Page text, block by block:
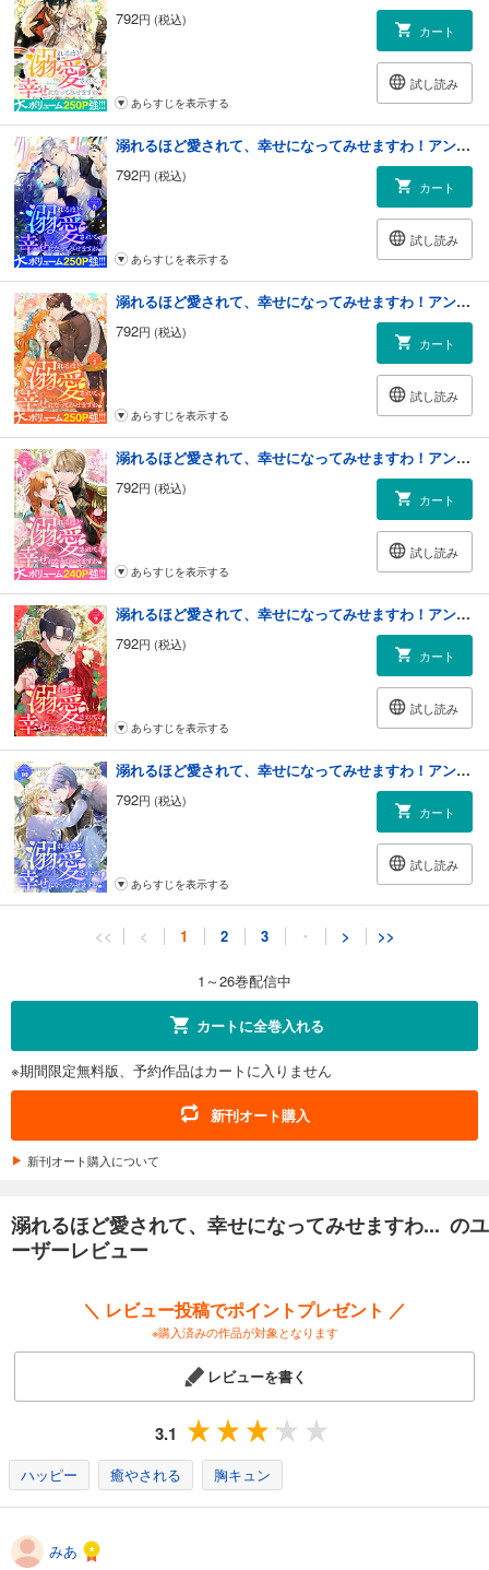
792円 (税込)
カート
試し読み
あらすじを表示する
溺れるほど愛されて、幸せになってみせますわ！アンソロジーコミック 6巻
792円 (税込)
カート
試し読み
あらすじを表示する
溺れるほど愛されて、幸せになってみせますわ！アンソロジーコミック 7巻
792円 (税込)
カート
試し読み
あらすじを表示する
溺れるほど愛されて、幸せになってみせますわ！アンソロジーコミック 8巻
792円 (税込)
カート
試し読み
あらすじを表示する
溺れるほど愛されて、幸せになってみせますわ！アンソロジーコミック 9巻
792円 (税込)
カート
試し読み
あらすじを表示する
溺れるほど愛されて、幸せになってみせますわ！アンソロジーコミック 10巻
792円 (税込)
カート
試し読み
あらすじを表示する
円 (税込)
溺れるほど愛されて、幸せになってみせますわ！アンソロジーコミック 13巻
あらすじを表示する
円 (税込)
あらすじを表示する
<< < 1 2 3 ・ > >>
1～26巻配信中
カートに全巻入れる
※期間限定無料版、予約作品はカートに入りません
新刊オート購入
新刊オート購入について
溺れるほど愛されて、幸せになってみせますわ... のユ
ーザーレビュー
＼ レビュー投稿でポイントプレゼント ／
※購入済みの作品が対象となります
レビューを書く
3.1
ハッピー 癒やされる 胸キュン
みあ